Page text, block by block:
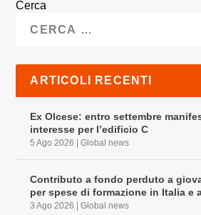
Cerca
ARTICOLI RECENTI
Ex Olcese: entro settembre
interesse per l’edificio C
5 Ago 2026 |Global news
Contributo a fondo perduto a
per spese di formazione in Italia e
3 Ago 2026 |Global news